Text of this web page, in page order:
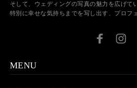
そして、ウェディングの写真の魅力を広げて
特別に幸せな気持ちまでを写し出す、プロフ
MENU